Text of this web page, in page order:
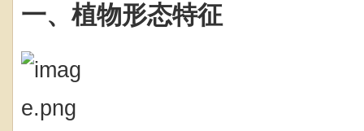
一、植物形态特征